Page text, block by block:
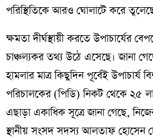
পরিস্থিতিকে আরও ঘোলাটে করে
​ক্ষমতা দীর্ঘস্থায়ী করতে উপাচার্যের
চাঞ্চল্যকর তথ্য উঠে এসেছে। জানা
হামলার মাত্র কিছুদিন পূর্বেই উপাচার্য
পরিচালকের (পিডি) নিকট থেকে ২৫
এছাড়া একাধিক সূত্রে জানা গেছে,
স্থানীয় সংসদ সদস্য আলতাফ হোসেন